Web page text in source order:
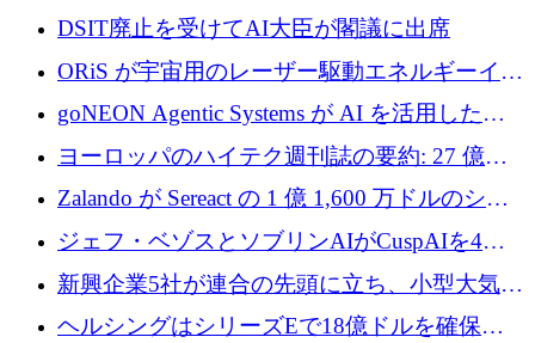
製ブレード工場の建設にEU補助金4,800万ユ
ーロを確保
DSIT廃止を受けてAI大臣が閣議に出席
ORiS が宇宙用のレーザー駆動エネルギーイン
フラの構築に 500 万ユーロを調達
goNEON Agentic Systems が AI を活用したイ
ンフラ計画を加速するために 16 万ユーロを確
ヨーロッパのハイテク週刊誌の要約: 27 億ユ
ーロを超える 60 以上のハイテク資金調達取引
Zalando が Sereact の 1 億 1,600 万ドルのシリ
ーズ B に参加し、AI を活用した倉庫自動化を
ジェフ・ベゾスとソブリンAIがCuspAIを4億
5,000万ドルの資金調達で支援
新興企業5社が連合の先頭に立ち、小型大気質
センサーをEUのクリーンエア政策の中心に据
ヘルシングはシリーズEで18億ドルを確保、